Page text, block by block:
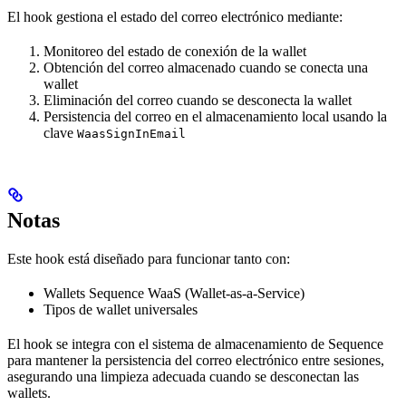
El hook gestiona el estado del correo electrónico mediante:
Monitoreo del estado de conexión de la wallet
Obtención del correo almacenado cuando se conecta una
wallet
Eliminación del correo cuando se desconecta la wallet
Persistencia del correo en el almacenamiento local usando la
clave WaasSignInEmail
Notas
Este hook está diseñado para funcionar tanto con:
Wallets Sequence WaaS (Wallet-as-a-Service)
Tipos de wallet universales
El hook se integra con el sistema de almacenamiento de Sequence
para mantener la persistencia del correo electrónico entre sesiones,
asegurando una limpieza adecuada cuando se desconectan las
wallets.